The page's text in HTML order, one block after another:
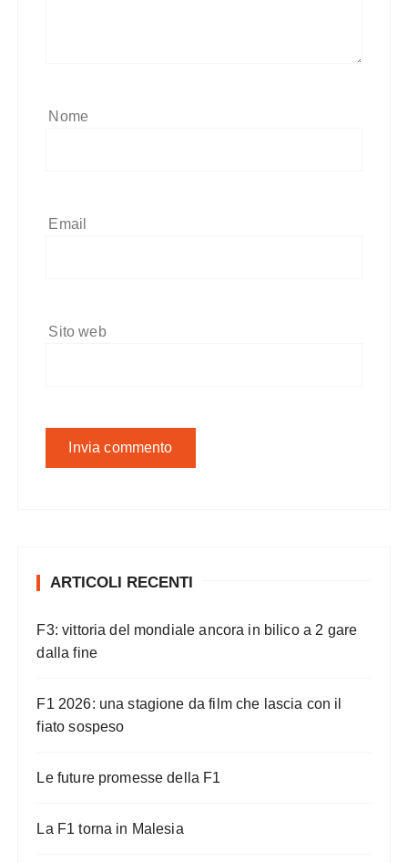
Nome
Email
Sito web
ARTICOLI RECENTI
F3: vittoria del mondiale ancora in bilico a 2 gare
dalla fine
F1 2026: una stagione da film che lascia con il
fiato sospeso
Le future promesse della F1
La F1 torna in Malesia